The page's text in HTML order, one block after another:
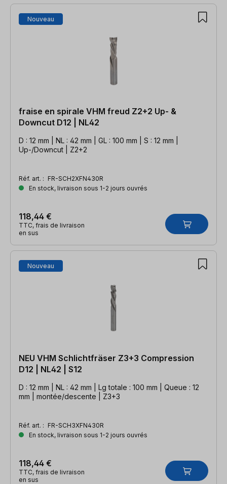
Nouveau
fraise en spirale VHM freud Z2+2 Up- &
Downcut D12 | NL42
D : 12 mm | NL : 42 mm | GL : 100 mm | S : 12 mm |
Up-/Downcut | Z2+2
Réf. art. : FR-SCH2XFN430R
En stock, livraison sous 1-2 jours ouvrés
118,44 €
TTC, frais de livraison
en sus
Nouveau
NEU VHM Schlichtfräser Z3+3 Compression
D12 | NL42 | S12
D : 12 mm | NL : 42 mm | Lg totale : 100 mm | Queue : 12
mm | montée/descente | Z3+3
Réf. art. : FR-SCH3XFN430R
En stock, livraison sous 1-2 jours ouvrés
118,44 €
TTC, frais de livraison
en sus